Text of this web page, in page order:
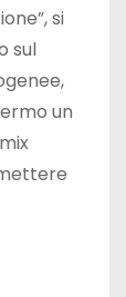
si
sul
un